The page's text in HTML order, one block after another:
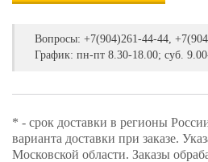
Вопросы: +7(904)261-44-44,
График: пн-пт 8.30-18.00; суб.
* - срок доставки в регионы
варианта доставки при заказе.
Московской области. Заказы